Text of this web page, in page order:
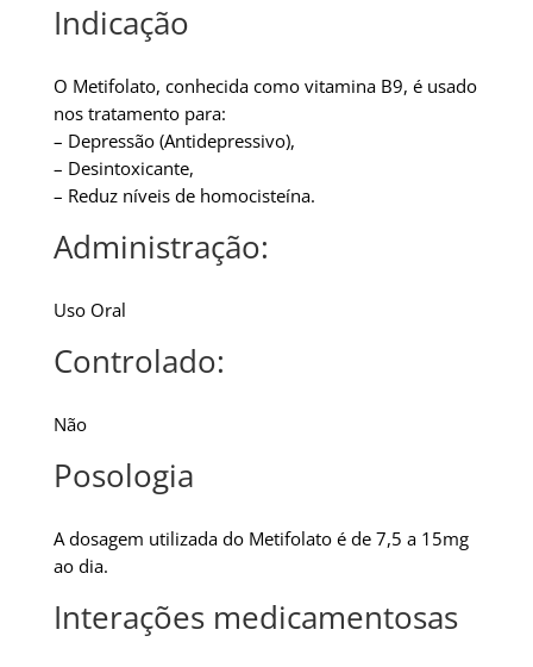
Indicação
O Metifolato, conhecida como vitamina B9, é usado
nos tratamento para:
– Depressão (Antidepressivo),
– Desintoxicante,
– Reduz níveis de homocisteína.
Administração:
Uso Oral
Controlado:
Não
Posologia
A dosagem utilizada do Metifolato é de 7,5 a 15mg
ao dia.
Interações medicamentosas